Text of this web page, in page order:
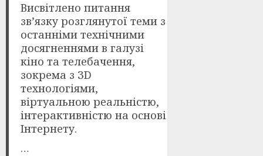
Висвітлено питання
зв’язку розглянутої теми з
останніми технічними
досягненнями в галузі
кіно та телебачення,
зокрема з ЗD
технологіями,
віртуальною реальністю,
інтерактивністю на основі
Інтернету.
…